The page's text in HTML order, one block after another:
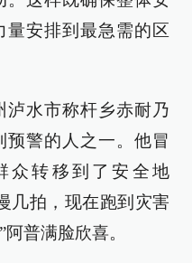
量安排到最急需的区
泸水市称杆乡赤耐乃
预警的人之一。他冒
众转移到了安全地
几拍，现在跑到灾害
普满脸欣喜。